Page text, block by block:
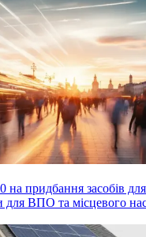
на придбання засобів
для ВПО та місцевого